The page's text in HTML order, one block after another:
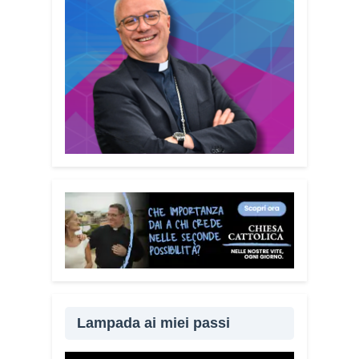
di cittadini. È anche un modo per dire a
chi è stato vittima di una truffa che non è
solo.Quanto è importante
coinvolgere anche familiari e
caregiver?È fondamentale. Questa
guida può essere tenuta in casa e
condivisa con i propri familiari. La
prevenzione passa anche attraverso il
differenza.Lei sta portando questo
progetto anche nei territori.
Sì, sto
incontrando tante comunità in tutta Italia.
Ringrazio i comuni, le prefetture e le
ad aderire c’è il Comune di Elmas.
un concetto: non bisogna avere paura di
Lampada ai miei passi